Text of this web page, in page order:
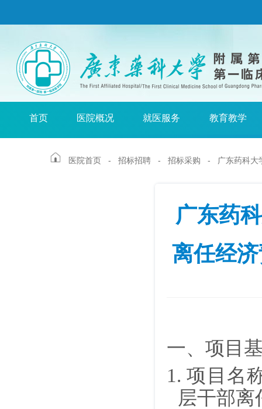
首页 医院概况 就医服务 教育教学
医院首页 - 招标招聘 - 招标采购 - 广东药科
广东药
离任经
一、项目
1. 项目名
层干部